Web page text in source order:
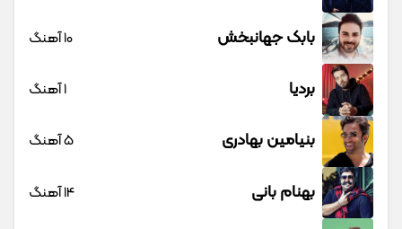
بابک جهانبخش 10 آهنگ
بردیا 1 آهنگ
بنیامین بهادری 5 آهنگ
بهنام بانی 14 آهنگ